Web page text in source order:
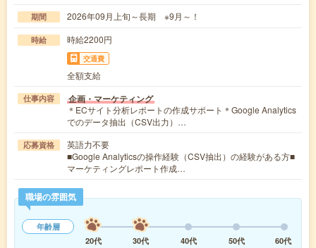
期間 2026年09月上旬～長期 ※9月～！
時給 時給2200円
交通費
全額支給
仕事内容 企画・マーケティング
＊ECサイト分析レポートの作成サポート＊Google Analytics
でのデータ抽出（CSV出力）…
応募資格
英語力不要
■Google Analyticsの操作経験（CSV抽出）の経験がある方■
マーケティングレポート作成…
職場の雰囲気
年齢層
20代
30代 40代 50代
60代